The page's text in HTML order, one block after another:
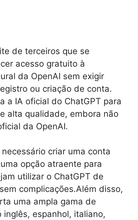
de terceiros que se
acesso gratuito à
da OpenAI sem exigir
ou criação de conta.
a IA oficial do ChatGPT para
alta qualidade, embora não
da OpenAI.
criar uma conta
opção atraente para
utilizar o ChatGPT de
complicações.Além disso,
uma ampla gama de
inglês, espanhol, italiano,